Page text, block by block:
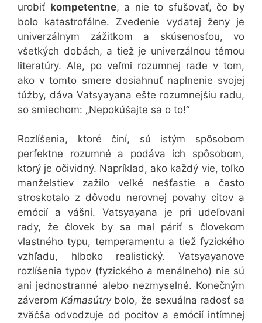
urobiť kompetentne, a nie to sfušovať, čo by
bolo katastrofálne. Zvedenie vydatej ženy je
univerzálnym zážitkom a skúsenosťou, vo
všetkých dobách, a tiež je univerzálnou témou
literatúry. Ale, po veľmi rozumnej rade v tom,
ako v tomto smere dosiahnuť naplnenie svojej
túžby, dáva Vatsyayana ešte rozumnejšiu radu,
so smiechom: „Nepokúšajte sa o to!“
Rozlíšenia, ktoré činí, sú istým spôsobom
perfektne rozumné a podáva ich spôsobom,
ktorý je očividný. Napríklad, ako každý vie, toľko
manželstiev zažilo veľké nešťastie a často
stroskotalo z dôvodu nerovnej povahy citov a
emócií a vášní. Vatsyayana je pri udeľovaní
rady, že človek by sa mal páriť s človekom
vlastného typu, temperamentu a tiež fyzického
vzhľadu, hlboko realistický. Vatsyayanove
rozlíšenia typov (fyzického a menálneho) nie sú
ani jednostranné alebo nezmyselné. Konečným
záveromKámasútrybolo, že sexuálna radosť sa
zväčša odvodzuje od pocitov a emócií intímnej